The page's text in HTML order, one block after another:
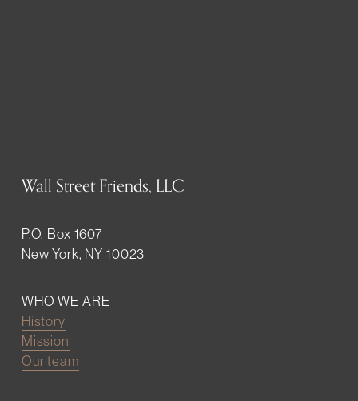
Wall Street Friends, LLC
P.O. Box 1607
New York, NY 10023
WHO WE ARE
History
Mission
Our team